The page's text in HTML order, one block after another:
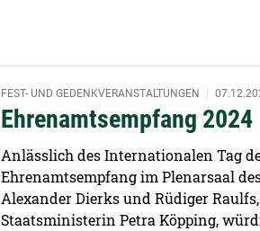
Ehrenamtsempfang 2024
FEST- UND GEDENKVERANSTALTUNGEN
Anlässlich des Internationalen Tag
Ehrenamtsempfang im Plenarsaal
Alexander Dierks und Rüdiger
Staatsministerin Petra Köpping,